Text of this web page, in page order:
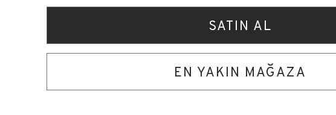
SATIN AL
EN YAKIN MAĞAZA